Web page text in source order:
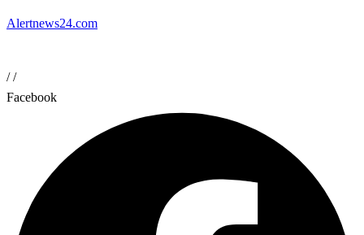
Alertnews24.com
//
Facebook